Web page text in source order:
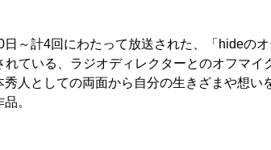
～計4回にわたって放送された、「hideのオ
ている、ラジオディレクターとのオフマイ
人としての両面から自分の生きざまや想い
。